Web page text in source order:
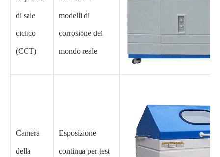
di sale
ciclico
(CCT)
modelli di
corrosione del
mondo reale
Camera
della
Esposizione
continua per test